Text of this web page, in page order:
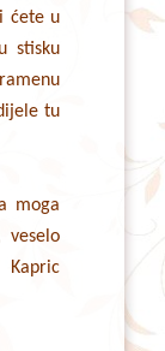
ćete u
stisku
tu
moga
veselo